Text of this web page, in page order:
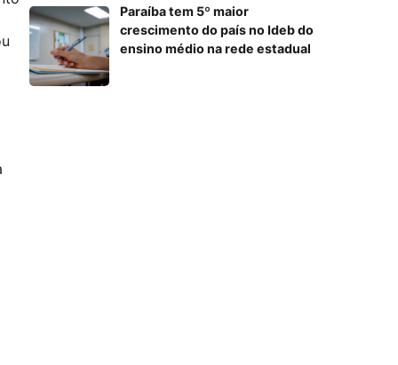
Paraíba tem 5º maior
crescimento do país no Ideb do
ensino médio na rede estadual